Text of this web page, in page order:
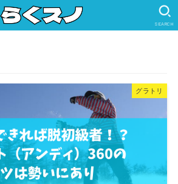
SEARCH
グラトリ